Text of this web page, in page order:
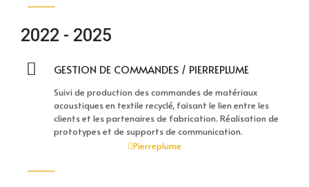
2022 - 2025
GESTION DE COMMANDES / PIERREPLUME
Suivi de production des commandes de matériaux
acoustiques en textile recyclé, faisant le lien entre les
clients et les partenaires de fabrication. Réalisation de
prototypes et de supports de communication.
Pierreplume